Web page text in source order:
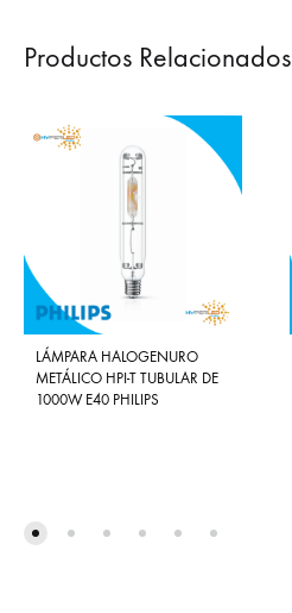
Productos Relacionados
LÁMPARA HALOGENURO
METÁLICO HPI-T TUBULAR DE
1000W E40 PHILIPS